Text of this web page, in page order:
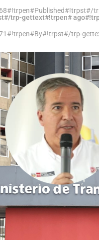
trp-gettext#!trpen#
trp-